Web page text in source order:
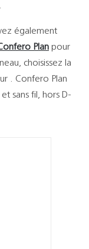
également
Plan pour
choisissez la
. Confero Plan
sans fil, hors D-